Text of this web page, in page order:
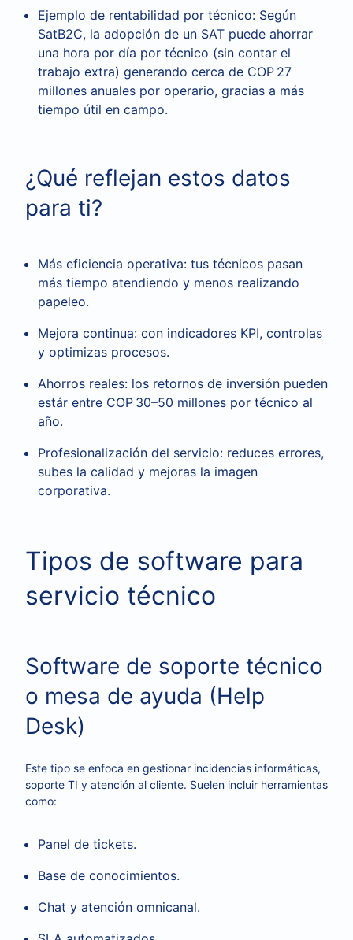
Ejemplo de rentabilidad por técnico: Según
SatB2C, la adopción de un SAT puede ahorrar
una hora por día por técnico (sin contar el
trabajo extra) generando cerca de COP 27
millones anuales por operario, gracias a más
tiempo útil en campo.
¿Qué reflejan estos datos
para ti?
Más eficiencia operativa: tus técnicos pasan
más tiempo atendiendo y menos realizando
papeleo.
Mejora continua: con indicadores KPI, controlas
y optimizas procesos.
Ahorros reales: los retornos de inversión pueden
estár entre COP 30–50 millones por técnico al
año.
Profesionalización del servicio: reduces errores,
subes la calidad y mejoras la imagen
corporativa.
Tipos de software para
servicio técnico
Software de soporte técnico
o mesa de ayuda (Help
Desk)
Este tipo se enfoca en gestionar incidencias informáticas,
soporte TI y atención al cliente. Suelen incluir herramientas
como:
Panel de tickets.
Base de conocimientos.
Chat y atención omnicanal.